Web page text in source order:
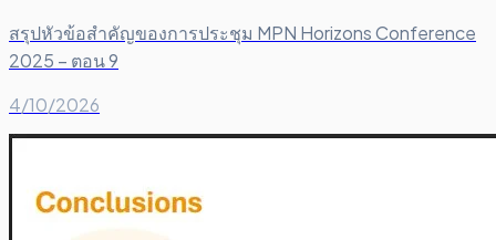
สรุปหัวข้อสำคัญของการประชุม MPN Horizons Conference
2025 – ตอน 9
4/10/2026